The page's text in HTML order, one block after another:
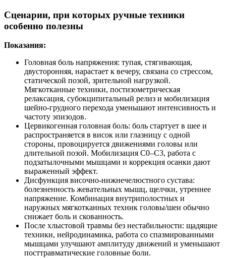
Сценарии, при которых ручные техники
особенно полезны
Показания:
Головная боль напряжения: тупая, стягивающая,
двусторонняя, нарастает к вечеру, связана со стрессом,
статической позой, зрительной нагрузкой.
Мягкотканные техники, постизометрическая
релаксация, субокципитальный релиз и мобилизация
шейно‑грудного перехода уменьшают интенсивность и
частоту эпизодов.
Цервикогенная головная боль: боль стартует в шее и
распространяется в висок или глазницу с одной
стороны, провоцируется движениями головы или
длительной позой. Мобилизация C0–C3, работа с
подзатылочными мышцами и коррекция осанки дают
выраженный эффект.
Дисфункция височно‑нижнечелюстного сустава:
болезненность жевательных мышц, щелчки, утреннее
напряжение. Комбинация внутриполостных и
наружных мягкотканных техник головы/шеи обычно
снижает боль и скованность.
После хлыстовой травмы без нестабильности: щадящие
техники, нейродинамика, работа со спазмированными
мышцами улучшают амплитуду движений и уменьшают
посттравматические головные боли.